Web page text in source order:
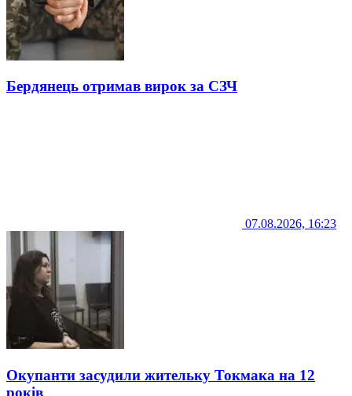
Бердянець отримав вирок за СЗЧ
07.08.2026, 16:23
Окупанти засудили жительку Токмака на 12
років